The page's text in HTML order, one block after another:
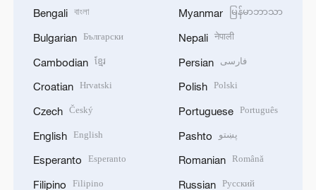
Bengali বাংলা
Bulgarian Български
Cambodian ខ្មែរ
Croatian Hrvatski
Czech Český
English English
Esperanto Esperanto
Filipino Filipino
Myanmar မြန်မာဘာသာ
Nepali नेपाली
Persian فارسی
Polish Polski
Portuguese Português
Pashto پښتو
Romanian Română
Russian Русский